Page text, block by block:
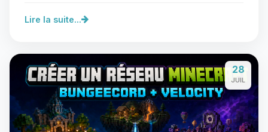
Lire la suite...
28
JUIL
Youpi, enfin quelqu’un pour me
parler ! Moi c’est Choupy, ton petit
assistant BoxToPlay. Dis-moi ce dont
tu as besoin et je vais remuer mes
petits circuits pour t’aider.
09/08/2026 à 05:21